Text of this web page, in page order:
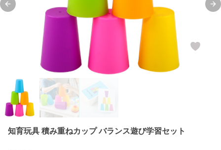
Previous slide
知育玩具 積み重ねカップ バランス遊び学習セット